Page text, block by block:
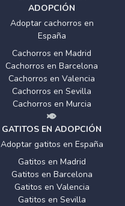
ADOPCIÓN
Adoptar cachorros en
España
Cachorros en Madrid
Cachorros en Barcelona
Cachorros en Valencia
Cachorros en Sevilla
Cachorros en Murcia
GATITOS EN ADOPCIÓN
Adoptar gatitos en España
Gatitos en Madrid
Gatitos en Barcelona
Gatitos en Valencia
Gatitos en Sevilla